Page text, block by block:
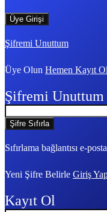
Şifremi Unuttum
Üye Olun Hemen Kayıt Ol
Şifremi Unuttum
Sıfırlama bağlantısı e-
Yeni Şifre Belirle Giriş
Kayıt Ol